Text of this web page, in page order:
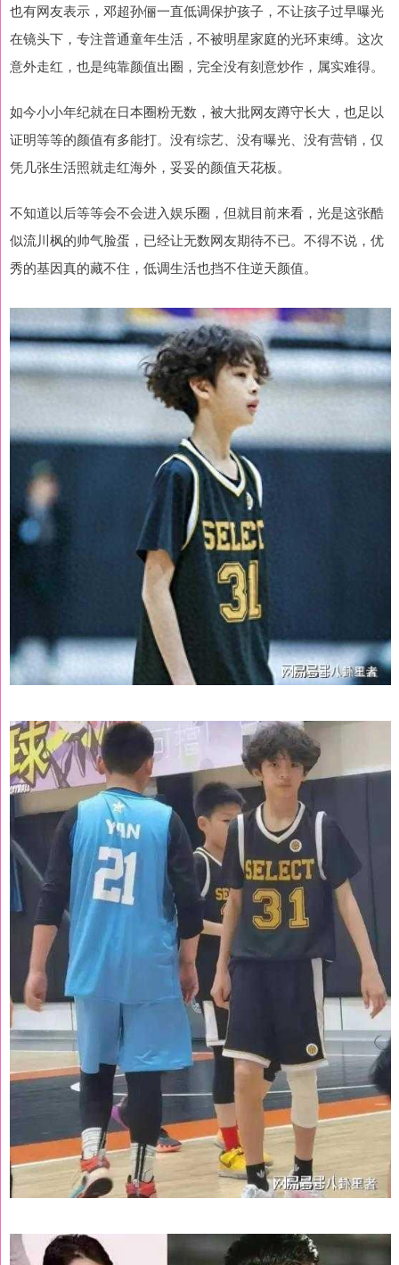
也有网友表示，邓超孙俪一直低调保护孩子，不让孩子过早曝光
在镜头下，专注普通童年生活，不被明星家庭的光环束缚。这次
意外走红，也是纯靠颜值出圈，完全没有刻意炒作，属实难得。
如今小小年纪就在日本圈粉无数，被大批网友蹲守长大，也足以
证明等等的颜值有多能打。没有综艺、没有曝光、没有营销，仅
凭几张生活照就走红海外，妥妥的颜值天花板。
不知道以后等等会不会进入娱乐圈，但就目前来看，光是这张酷
似流川枫的帅气脸蛋，已经让无数网友期待不已。不得不说，优
秀的基因真的藏不住，低调生活也挡不住逆天颜值。